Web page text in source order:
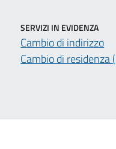
SERVIZI IN EVIDENZA
Cambio di indirizzo
Cambio di residenza